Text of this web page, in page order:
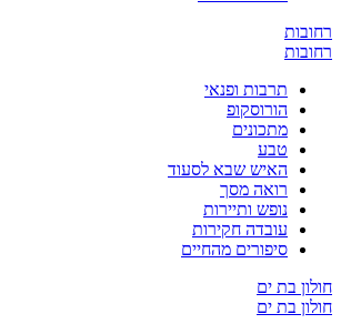
תרבות ופנאי
הורוסקופ
מתכונים
טבע
האיש שבא לסעוד
רואה מסך
נופש ותיירות
עובדה חקירות
סיפורים מהחיים
בת ים
בת ים